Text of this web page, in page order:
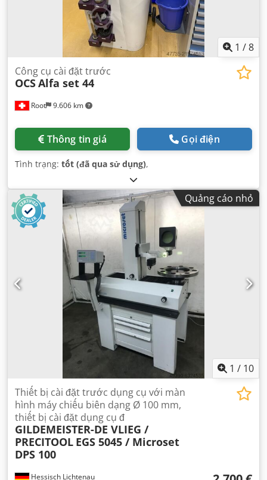
1 /8
Root 9.606 km
Công cụ cài đặt trước
OCSAlfa set 44
Thông tin giá Gọi điện
Tình trạng: tốt (đã qua sử dụng),
Quảng cáo nhỏ
1 / 10
Hessisch Lichtenau
Thiết bị cài đặt trước dụng cụ với màn
hình máy chiếu biên dạng Ø 100 mm,
thiết bị cài đặt dụng cụ đ
GILDEMEISTER-DE VLIEG /
PRECITOOL EGS 5045 / Microset
DPS 100